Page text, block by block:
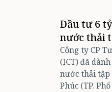
Đầu tư 6
nước thải
Công ty CP
(ICT) đã
nước thải tập
Phúc (TP. Phổ